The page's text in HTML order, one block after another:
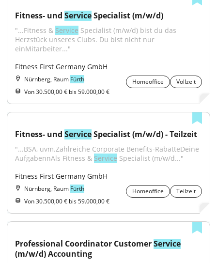
Fitness- und Service Specialist (m/w/d)
"...Fitness & Service Specialist (m/w/d) bist du das
Herzstück unseres Clubs. Du bist nicht nur
einMitarbeiter..."
Fitness First Germany GmbH
Nürnberg, Raum Fürth Homeoffice
Vollzeit
Von 30.500,00 € bis 59.000,00 €
Fitness- und Service Specialist (m/w/d) - Teilzeit
"...BSA, uvm.Zahlreiche Corporate Benefits-RabatteDeine
AufgabennAls Fitness & Service Specialist (m/w/d..."
Fitness First Germany GmbH
Nürnberg, Raum Fürth Homeoffice
Teilzeit
Von 30.500,00 € bis 59.000,00 €
Professional Coordinator Customer Service
(m/w/d) Accounting